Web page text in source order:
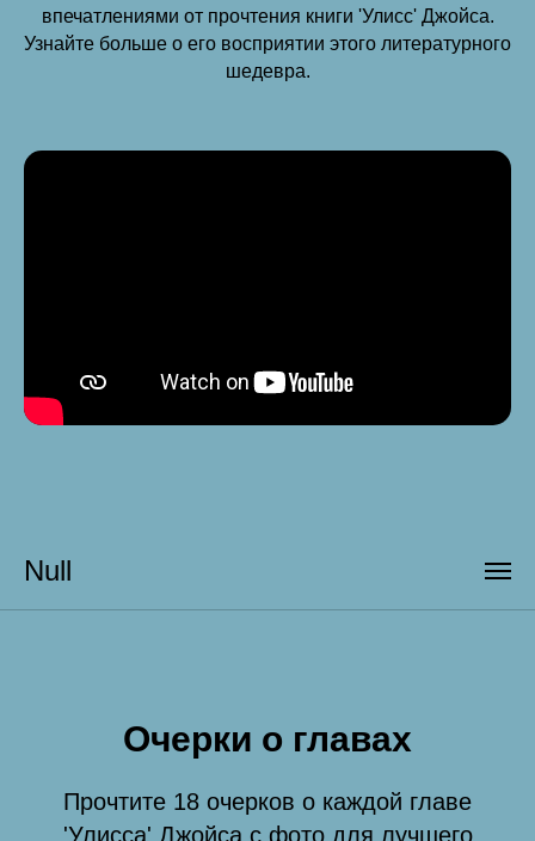
впечатлениями от прочтения книги 'Улисс' Джойса.
Узнайте больше о его восприятии этого литературного
шедевра.
Null
Очерки о главах
Прочтите 18 очерков о каждой главе
'Улисса' Джойса с фото для лучшего